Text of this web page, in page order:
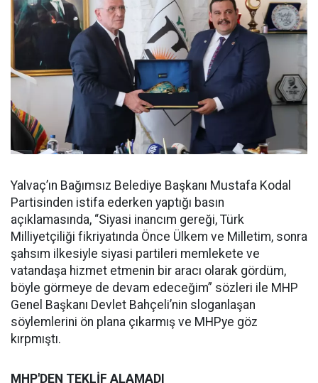
Yalvaç’ın Bağımsız Belediye Başkanı Mustafa Kodal
Partisinden istifa ederken yaptığı basın
açıklamasında, “Siyasi inancım gereği, Türk
Milliyetçiliği fikriyatında Önce Ülkem ve Milletim, sonra
şahsım ilkesiyle siyasi partileri memlekete ve
vatandaşa hizmet etmenin bir aracı olarak gördüm,
böyle görmeye de devam edeceğim” sözleri ile MHP
Genel Başkanı Devlet Bahçeli’nin sloganlaşan
söylemlerini ön plana çıkarmış ve MHPye göz
kırpmıştı.
MHP'DEN TEKLİF ALAMADI